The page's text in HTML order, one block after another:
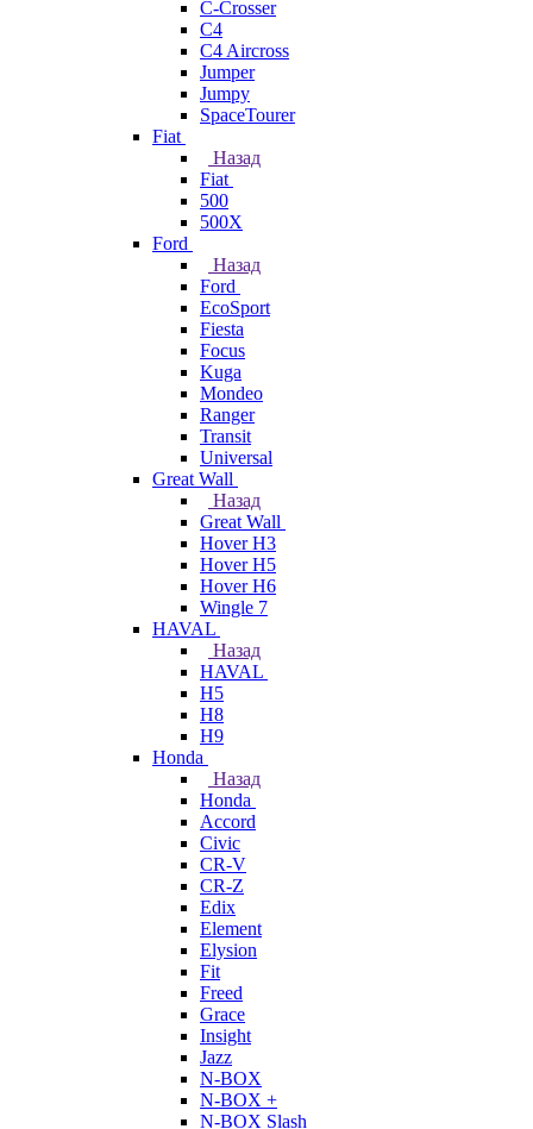
C-Crosser
C4
C4 Aircross
Jumper
Jumpy
SpaceTourer
Fiat
Назад
Fiat
500
500X
Ford
Назад
Ford
EcoSport
Fiesta
Focus
Kuga
Mondeo
Ranger
Transit
Universal
Great Wall
Назад
Great Wall
Hover H3
Hover H5
Hover H6
Wingle 7
HAVAL
Назад
HAVAL
H5
H8
H9
Honda
Назад
Honda
Accord
Civic
CR-V
CR-Z
Edix
Element
Elysion
Fit
Freed
Grace
Insight
Jazz
N-BOX
N-BOX +
N-BOX Slash